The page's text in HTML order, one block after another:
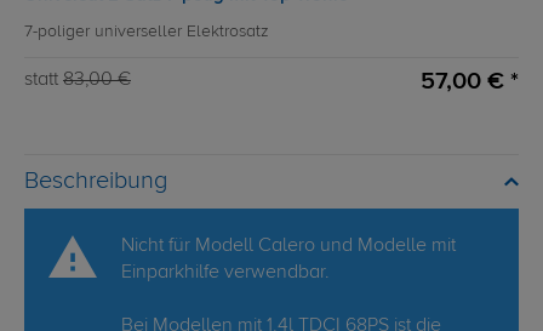
7-poliger universeller Elektrosatz
statt 83,00 € 57,00 € *
Beschreibung
Nicht für Modell Calero und Modelle mit
Einparkhilfe verwendbar.
Bei Modellen mit 1,4l TDCI 68PS ist die